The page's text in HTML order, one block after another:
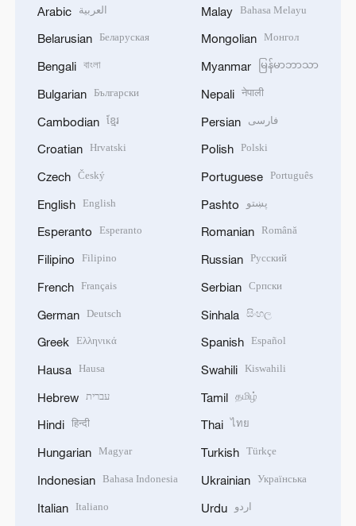
Arabic العربية
Belarusian Беларуская
Bengali বাংলা
Bulgarian Български
Cambodian ខ្មែរ
Croatian Hrvatski
Czech Český
English English
Esperanto Esperanto
Filipino Filipino
French Français
German Deutsch
Greek Ελληνικά
Hausa Hausa
Hebrew עברית
Hindi हिन्दी
Hungarian Magyar
Indonesian Bahasa Indonesia
Italian Italiano
Malay Bahasa Melayu
Mongolian Монгол
Myanmar မြန်မာဘာသာ
Nepali नेपाली
Persian فارسی
Polish Polski
Portuguese Português
Pashto پښتو
Romanian Română
Russian Русский
Serbian Српски
Sinhala සිංහල
Spanish Español
Swahili Kiswahili
Tamil தமிழ்
Thai ไทย
Turkish Türkçe
Ukrainian Українська
Urdu اردو